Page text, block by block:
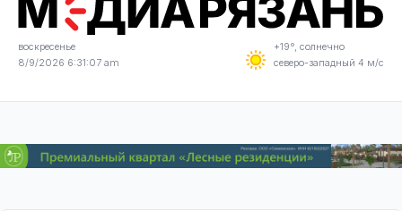
воскресенье
8/9/2026 6:31:07 am
+19°, солнечно
северо-западный 4 м/с